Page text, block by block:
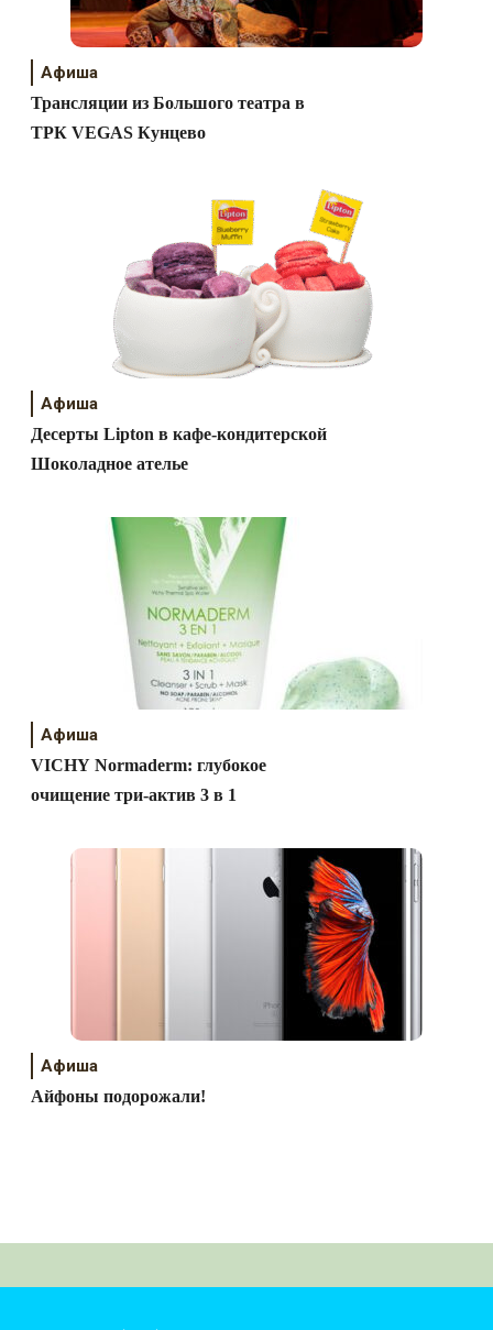
Афиша
Трансляции из Большого театра в
ТРК VEGAS Кунцево
Афиша
Десерты Lipton в кафе-кондитерской
Шоколадное ателье
Афиша
VICHY Normaderm: глубокое
очищение три-актив 3 в 1
Афиша
Айфоны подорожали!